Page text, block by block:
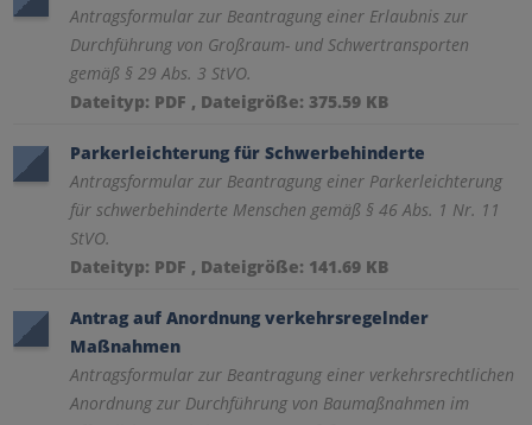
Antragsformular zur Beantragung einer Erlaubnis zur
Durchführung von Großraum- und Schwertransporten
gemäß § 29 Abs. 3 StVO.
Dateityp: PDF , Dateigröße: 375.59 KB
Parkerleichterung für Schwerbehinderte
Antragsformular zur Beantragung einer Parkerleichterung
für schwerbehinderte Menschen gemäß § 46 Abs. 1 Nr. 11
StVO.
Dateityp: PDF , Dateigröße: 141.69 KB
Antrag auf Anordnung verkehrsregelnder
Maßnahmen
Antragsformular zur Beantragung einer verkehrsrechtlichen
Anordnung zur Durchführung von Baumaßnahmen im